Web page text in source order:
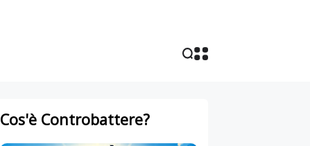
Cos'è Controbattere?